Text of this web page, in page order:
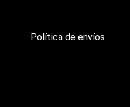
Política de envíos